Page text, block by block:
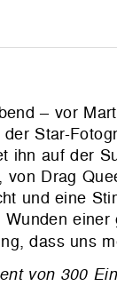
– vor
Star-
ihn auf der
Drag
und eine
dass uns
von 300